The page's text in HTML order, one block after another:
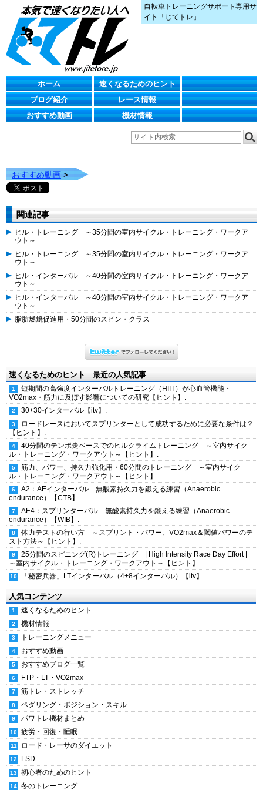
自転車トレーニングサポート専用サ
イト「じてトレ」
ホーム
速くなるためのヒント
ブログ紹介
レース情報
おすすめ動画
機材情報
おすすめ動画 >
関連記事
ヒル・トレーニング ～35分間の室内サイクル・トレーニング・ワークア
ウト～
ヒル・トレーニング ～35分間の室内サイクル・トレーニング・ワークア
ウト～
ヒル・インターバル ～40分間の室内サイクル・トレーニング・ワークア
ウト～
ヒル・インターバル ～40分間の室内サイクル・トレーニング・ワークア
ウト～
脂肪燃焼促進用・50分間のスピン・クラス
速くなるためのヒント 最近の人気記事
短期間の高強度インターバルトレーニング（HIIT）が心血管機能・
VO2max・筋力に及ぼす影響についての研究【ヒント】.
30+30インターバル【itv】.
ロードレースにおいてスプリンターとして成功するために必要な条件は？
【ヒント】.
40分間のテンポ走ペースでのヒルクライムトレーニング ～室内サイク
ル・トレーニング・ワークアウト～【ヒント】.
筋力、パワー、持久力強化用・60分間のトレーニング ～室内サイク
ル・トレーニング・ワークアウト～【ヒント】.
A2：AEインターバル 無酸素持久力を鍛える練習（Anaerobic
endurance）【CTB】.
AE4：スプリンターバル 無酸素持久力を鍛える練習（Anaerobic
endurance）【WIB】.
体力テストの行い方 ～スプリント・パワー、VO2max＆閾値パワーのテ
スト方法～【ヒント】.
25分間のスピニング(R)トレーニング | High Intensity Race Day Effort |
～室内サイクル・トレーニング・ワークアウト～【ヒント】.
「秘密兵器」LTインターバル（4+8インターバル）【itv】.
人気コンテンツ
速くなるためのヒント
機材情報
トレーニングメニュー
おすすめ動画
おすすめブログ一覧
FTP・LT・VO2max
筋トレ・ストレッチ
ペダリング・ポジション・スキル
パワトレ機材まとめ
疲労・回復・睡眠
ロード・レーサのダイエット
LSD
初心者のためのヒント
冬のトレーニング